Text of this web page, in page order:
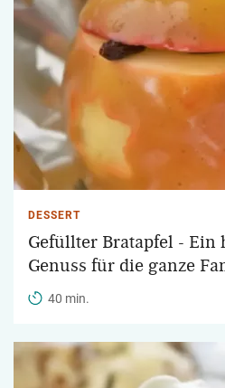
DESSERT
Gefüllter Bratapfel - Ein
Genuss für die ganze
40 min.